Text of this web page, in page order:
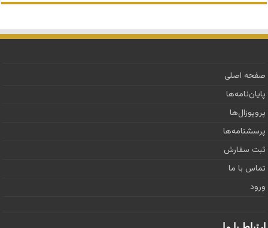
صفحه اصلی
پایان‌نامه‌ها
پروپوزال‌ها
پرسشنامه‌ها
ثبت سفارش
تماس با ما
ورود ‌